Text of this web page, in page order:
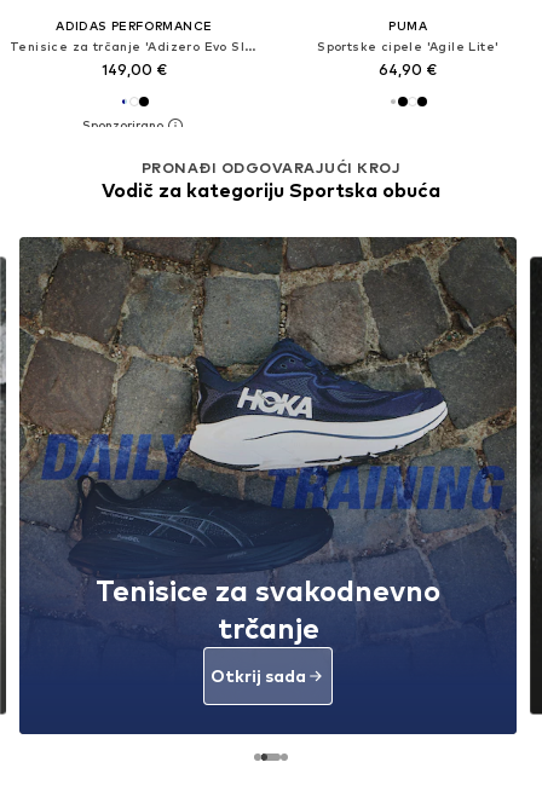
ADIDAS PERFORMANCE
Tenisice za trčanje 'Adizero Evo Sl Exo'
149,00 €
PUMA
Sportske cipele 'Agile Lite'
64,90 €
PRONAĐI ODGOVARAJUĆI KROJ
Vodič za kategoriju Sportska obuća
Tenisice za svakodnevno
trčanje
Otkrij sada